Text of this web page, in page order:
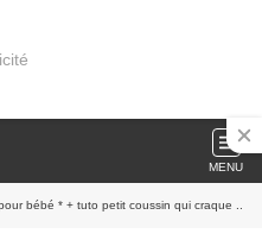
MENU
bébé * + tuto petit coussin qui craque ..